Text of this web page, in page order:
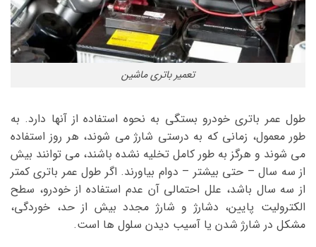
تعمیر باتری ماشین
طول عمر باتری خودرو بستگی به نحوه استفاده از آنها دارد. به
طور معمول، زمانی که به درستی شارژ می شوند، هر روز استفاده
می شوند و هرگز به طور کامل تخلیه نشده باشند، می توانند بیش
از سه سال – حتی بیشتر – دوام بیاورند. اگر طول عمر باتری کمتر
از سه سال باشد، علل احتمالی آن عدم استفاده از خودرو، سطح
الکترولیت پایین، دشارژ و شارژ مجدد بیش از حد، خوردگی،
مشکل در شارژ شدن یا آسیب دیدن سلول ها است.